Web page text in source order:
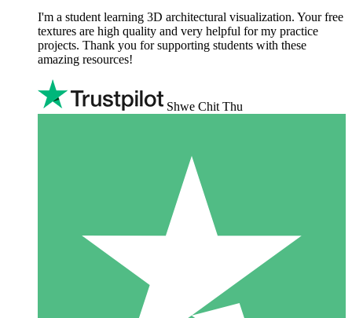
I'm a student learning 3D architectural visualization. Your free
textures are high quality and very helpful for my practice
projects. Thank you for supporting students with these
amazing resources!
Shwe Chit Thu